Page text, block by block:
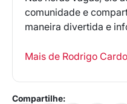
comunidade e
maneira divertida e
Mais de Rodrigo